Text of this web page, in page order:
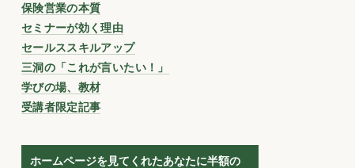
保険営業の本質
セミナーが効く理由
セールススキルアップ
三洞の「これが言いたい！」
学びの場、教材
受講者限定記事
ホームページを見てくれたあなたに半額の